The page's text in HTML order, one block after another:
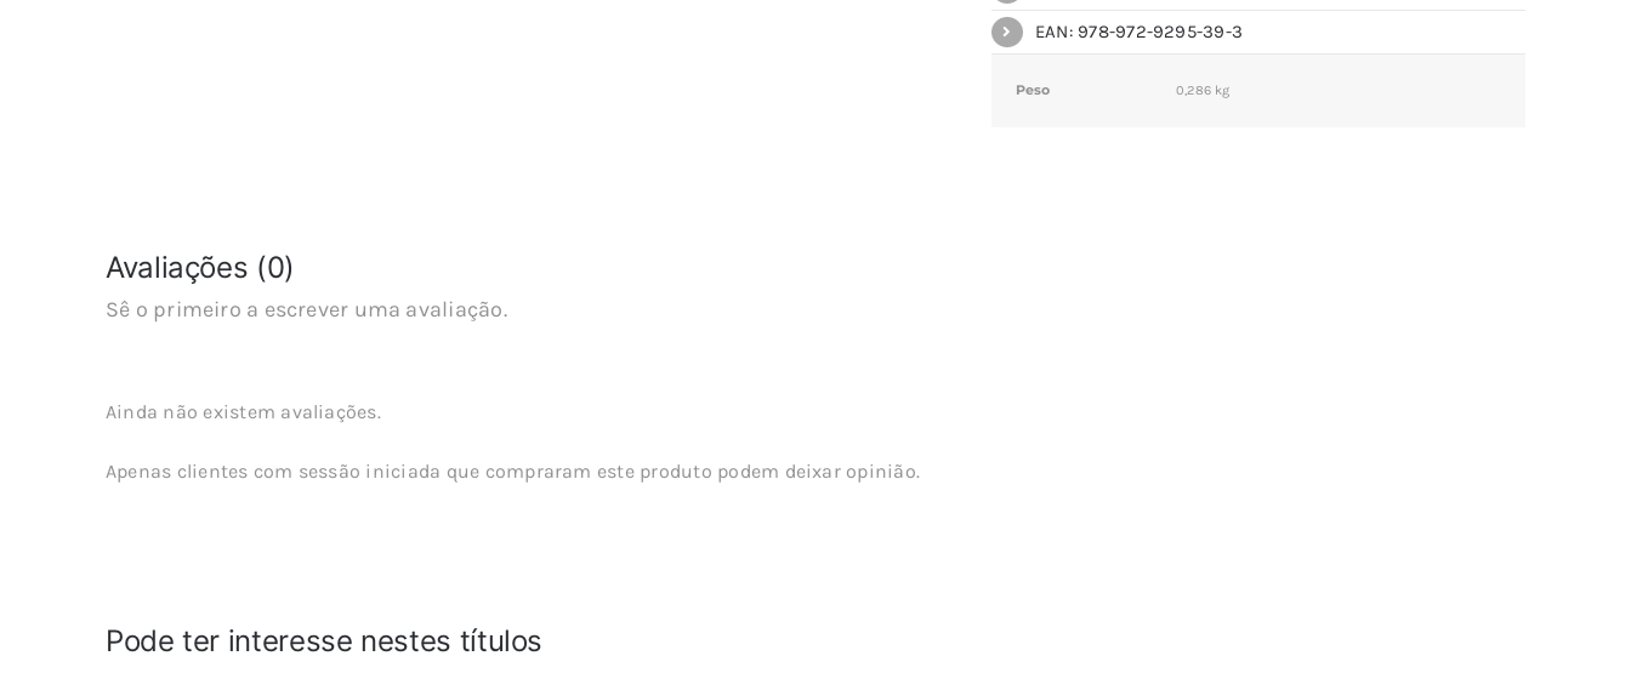
EAN: 978-972-9295-39-3
Peso 0,286 kg
Avaliações (0)
Sê o primeiro a escrever uma avaliação.
Ainda não existem avaliações.
Apenas clientes com sessão iniciada que compraram este produto podem deixar opinião.
Pode ter interesse nestes títulos